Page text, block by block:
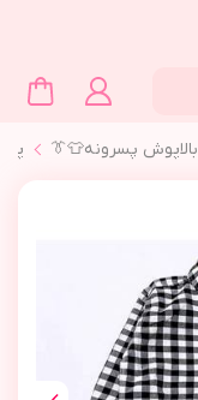
بالاپوش پسرونه👕👔